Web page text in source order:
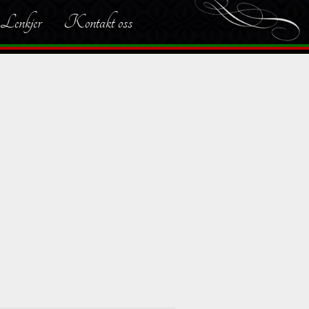
Lenkjer Kontakt oss